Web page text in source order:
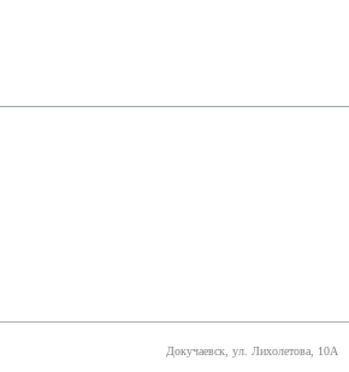
Докучаевск, ул. Лихолетова, 10А